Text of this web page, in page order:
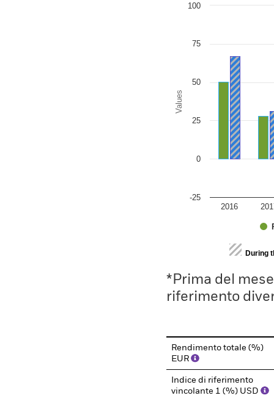
Chart
Bar chart with 2 data
Values
2016
-25
0
25
50
75
100
End of interactive chart.
During
*Prima del
riferimento
Rendimento totale (%)
EUR
Indice di riferimento
vincolante 1 (%) USD